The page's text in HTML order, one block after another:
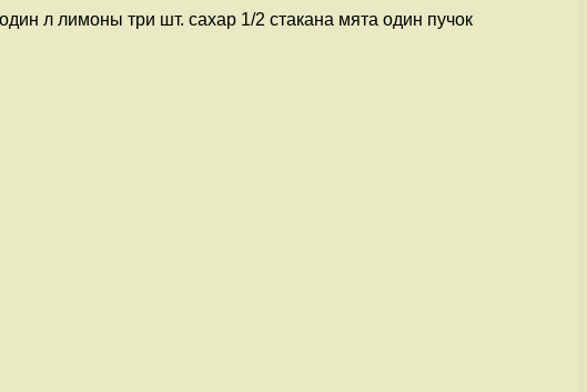
л лимоны три шт. сахар 1/2 стакана мята один пучок